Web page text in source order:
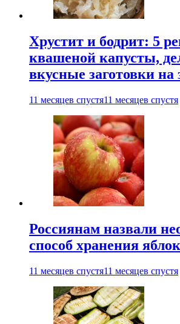
Хрустит и бодрит: 5
квашеной капусты,
вкусные заготовки на
11 месяцев спустя11 месяцев спустя
Россиянам назвали
способ хранения яблок
11 месяцев спустя11 месяцев спустя